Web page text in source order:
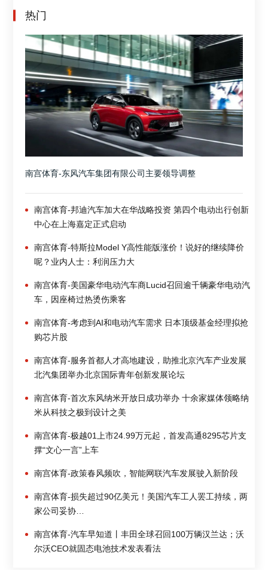
热门
南宫体育-东风汽车集团有限公司主要领导调整
南宫体育-邦迪汽车加大在华战略投资 第四个电动出行创新
中心在上海嘉定正式启动
南宫体育-特斯拉Model Y高性能版涨价！说好的继续降价
呢？业内人士：利润压力大
南宫体育-美国豪华电动汽车商Lucid召回逾千辆豪华电动汽
车，因座椅过热烫伤乘客
南宫体育-考虑到AI和电动汽车需求 日本顶级基金经理拟抢
购芯片股
南宫体育-服务首都人才高地建设，助推北京汽车产业发展
北汽集团举办北京国际青年创新发展论坛
南宫体育-首次东风纳米开放日成功举办 十余家媒体领略纳
米从科技之极到设计之美
南宫体育-极越01上市24.99万元起，首发高通8295芯片支
撑“文心一言”上车
南宫体育-政策春风频吹，智能网联汽车发展驶入新阶段
南宫体育-损失超过90亿美元！美国汽车工人罢工持续，两
家公司妥协…
南宫体育-汽车早知道丨丰田全球召回100万辆汉兰达；沃
尔沃CEO就固态电池技术发表看法